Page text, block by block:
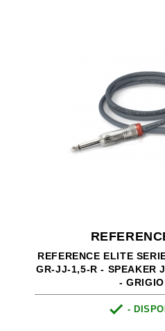
REFERENCE ELITE
GR-JJ-1,5-R - SPEAKER
-
 -